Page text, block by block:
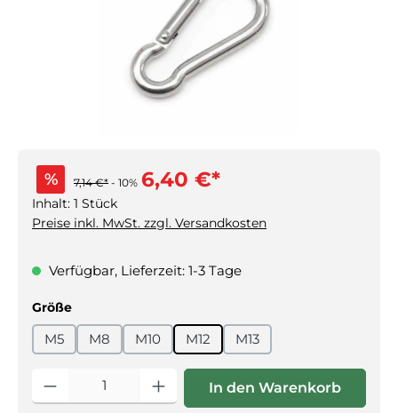
% 7,14 €* - 10% 6,40 €*
Inhalt: 1 Stück
Preise inkl. MwSt. zzgl. Versandkosten
Verfügbar, Lieferzeit: 1-3 Tage
Größeauswählen
M5 M8 M10 M12 M13
Produkt Anzahl: Gib den gewünschten Wert ein oder
In den Warenkorb